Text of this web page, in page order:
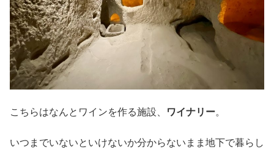
こちらはなんとワインを作る施設、 ワイナリー。
いつまでいないといけないか分からないまま地下で暮らし